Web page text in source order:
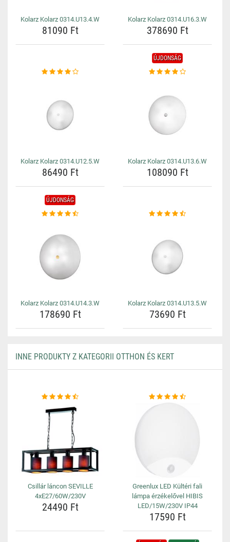
Kolarz Kolarz 0314.U13.4.W
81090 Ft
Kolarz Kolarz 0314.U16.3.W
378690 Ft
Kolarz Kolarz 0314.U12.5.W
86490 Ft
ÚJDONSÁG
Kolarz Kolarz 0314.U13.6.W
108090 Ft
ÚJDONSÁG
Kolarz Kolarz 0314.U14.3.W
178690 Ft
Kolarz Kolarz 0314.U13.5.W
73690 Ft
INNE PRODUKTY Z KATEGORII OTTHON ÉS KERT
Csillár láncon SEVILLE
4xE27/60W/230V
24490 Ft
Greenlux LED Kültéri fali
lámpa érzékelővel HIBIS
LED/15W/230V IP44
17590 Ft